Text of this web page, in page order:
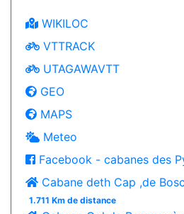
WIKILOC
VTTRACK
UTAGAWAVTT
GEO
MAPS
Meteo
Facebook - cabanes des
Cabane deth Cap ,de
1.711 Km de distance